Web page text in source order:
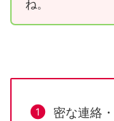
ね。
密な連絡